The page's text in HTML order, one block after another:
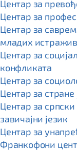
Центар за
Центар за
Центар за
младих
Центар за
конфликата
Центар за
Центар за стране
Центар за
завичајни језик
Центар за
Франкофони